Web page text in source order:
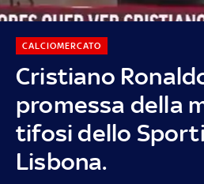
Cristiano
promessa della
tifosi dello
Lisbona.
CALCIOMERCATO